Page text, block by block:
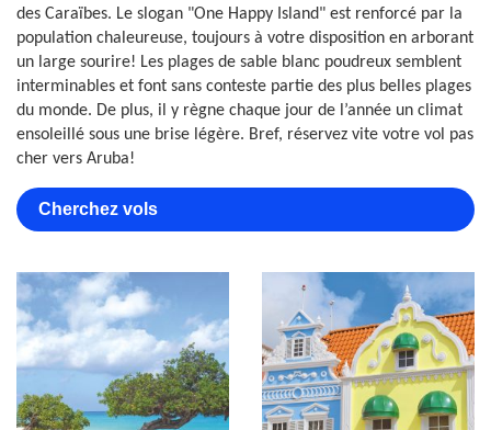
des Caraïbes. Le slogan "One Happy Island" est renforcé par la
population chaleureuse, toujours à votre disposition en arborant
un large sourire! Les plages de sable blanc poudreux semblent
interminables et font sans conteste partie des plus belles plages
du monde. De plus, il y règne chaque jour de l’année un climat
ensoleillé sous une brise légère. Bref, réservez vite votre vol pas
cher vers Aruba!
Cherchez vols